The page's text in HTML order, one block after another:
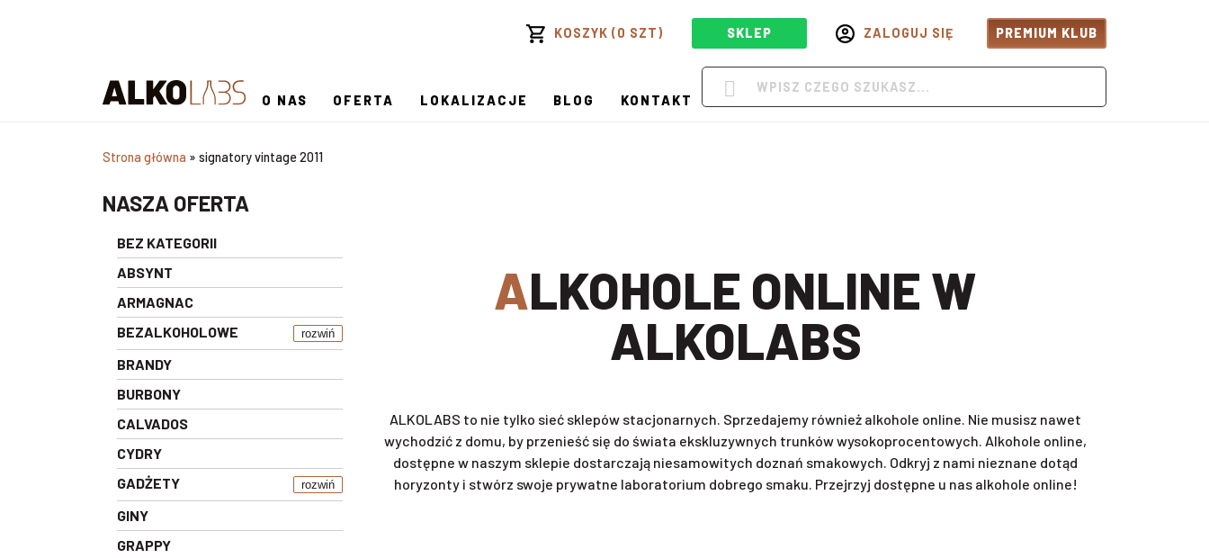
KOSZYK (0 SZT) SKLEP ZALOGUJ SIĘ PREMIUM KLUB
O NAS OFERTA LOKALIZACJE BLOG KONTAKT
Strona główna » signatory vintage 2011
NASZA OFERTA
BEZ KATEGORII
ABSYNT
ARMAGNAC
BEZALKOHOLOWE
rozwiń
BRANDY
BURBONY
CALVADOS
CYDRY
GADŻETY
rozwiń
GINY
GRAPPY
ALKOHOLE ONLINE W
ALKOLABS
ALKOLABS to nie tylko sieć sklepów stacjonarnych. Sprzedajemy również alkohole online. Nie musisz nawet
wychodzić z domu, by przenieść się do świata ekskluzywnych trunków wysokoprocentowych. Alkohole online,
dostępne w naszym sklepie dostarczają niesamowitych doznań smakowych. Odkryj z nami nieznane dotąd
horyzonty i stwórz swoje prywatne laboratorium dobrego smaku. Przejrzyj dostępne u nas alkohole online!